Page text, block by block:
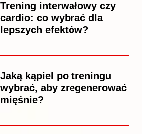
Trening interwałowy czy
cardio: co wybrać dla
lepszych efektów?
Jaką kąpiel po treningu
wybrać, aby zregenerować
mięśnie?